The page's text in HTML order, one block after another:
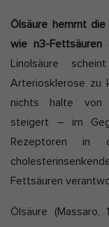
Ölsäure hemmt
wie n3-Fettsäuren
Linolsäure
Arteriosklerose zu
nichts halte von
steigert – im
Rezeptoren
Fettsäuren
Ölsäure (Massaro,